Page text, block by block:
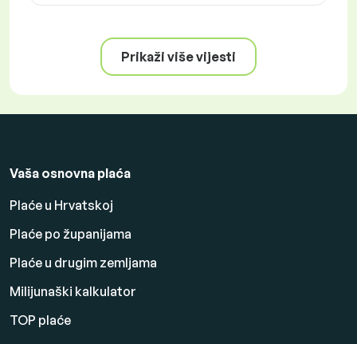
Prikaži više vijesti
Vaša osnovna plaća
Plaće u Hrvatskoj
Plaće po županijama
Plaće u drugim zemljama
Milijunaški kalkulator
TOP plaće